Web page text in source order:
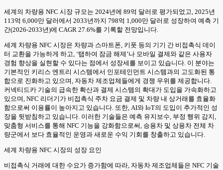
세계의 차량용 NFC 시장 규모는 2024년에 89억 달러로 평가되었고, 2025년
113억 6,000만 달러에서 2033년까지 798억 1,000만 달러로 성장하여 예측 기
간(2026-2033년)에 CAGR 27.6%를 기록할 전망입니다.
세계 차량용 NFC 시장은 차량과 스마트폰, 키풋 등의 기기 간 비접촉식 데이
터 교환을 가능하게 하고, ‘탭하여 잠금 해제’나 모바일 결제와 같은 사용자
경험 향상을 실현할 수 있다는 점에서 성장세를 보이고 있습니다. 이 분야는
기본적인 키리스 엔트리 시스템에서 인포테인먼트 시스템과의 고도화된 통
합으로 진화하고 있으며, 자동차 제조업체들에게 경쟁 우위를 제공합니다.
커넥티드카 기술의 급속한 확산과 결제 시스템의 확대가 도입을 가속화하고
있으며, NFC 리더기가 비접촉식 주차 요금 결제 및 차량 내 상거래를 효율화
함으로써 이용률이 높아지고 있습니다. 또한, AI와 IoT의 도입이 추가적인 성
장을 뒷받침하고 있습니다. 이러한 기술들은 예측 유지보수, 부정 행위 감지,
맞춤형 서비스를 통해 NFC 기능을 강화함으로써, 승용차 및 상용차 전체 차
량군에서 보다 효율적인 운영과 새로운 수익 기회를 창출하고 있습니다.
세계 차량용 NFC 시장의 성장 요인
비접촉식 거래에 대한 수요가 증가함에 따라, 자동차 제조업체들은 NFC 기술